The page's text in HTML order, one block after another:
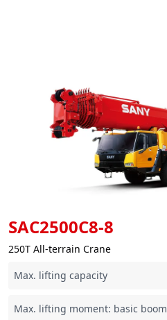
SAC2500C8-8
250T All-terrain Crane
Max. lifting capacity
Max. lifting moment: basic boom